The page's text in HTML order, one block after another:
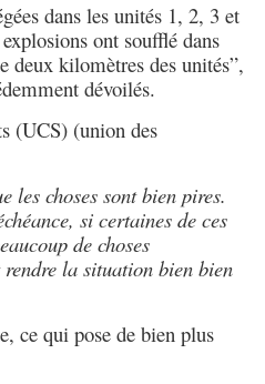
dans les unités 1, 2, 3 et
ont soufflé dans
deux kilomètres des unités”,
dévoilés.
(UCS) (union des
les choses sont bien pires.
si certaines de ces
de choses
la situation bien bien
ce qui pose de bien plus